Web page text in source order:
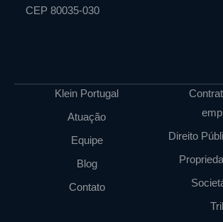
CEP 80035-030
Klein Portugal
Atuação
Equipe
Blog
Contato
Direito